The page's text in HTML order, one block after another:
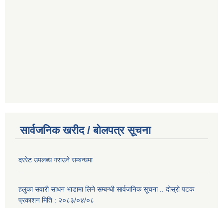
सार्वजनिक खरीद / बोलपत्र सूचना
दररेट उपलब्ध गराउने सम्बन्धमा
हलुका सवारी साधन भाडामा लिने सम्बन्धी सार्वजनिक सूचना .. दोस्रो पटक
प्रकाशन मिति : २०८३/०४/०८